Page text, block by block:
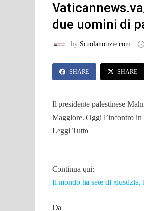
due uomini di
by Scuolanotizie.com
SHARE SHARE
Il presidente palestinese
Maggiore. Oggi l’incontro in
Leggi Tutto
Continua qui:
Il mondo ha sete di
Da